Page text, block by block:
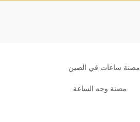
مصنة ساعات في الصين
مصنة وجه الساعة